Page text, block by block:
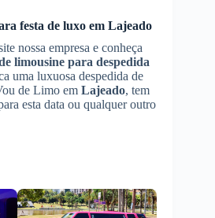
festa de luxo em Lajeado
nossa empresa e conheça
limousine para despedida
uma luxuosa despedida de
de Limo em Lajeado, tem
esta data ou qualquer outro